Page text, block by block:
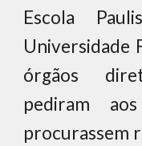
Escola
Universidade
órgãos
pediram
procurassem